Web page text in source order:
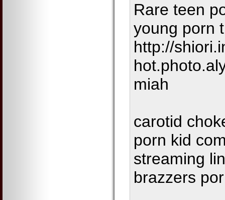
Rare teen
young porn
http://
miah
carotid
porn kid
streaming
brazzers